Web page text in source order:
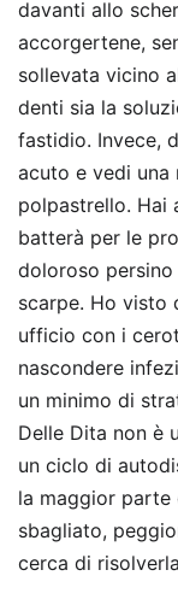
davanti allo
accorgertene,
sollevata vicino
denti sia la
fastidio. Invece,
acuto e vedi una
polpastrello. Hai
batterà per le
doloroso
scarpe. Ho visto
ufficio con i
nascondere
un minimo di
Delle Dita non è
un ciclo di
la maggior parte
sbagliato,
cerca di